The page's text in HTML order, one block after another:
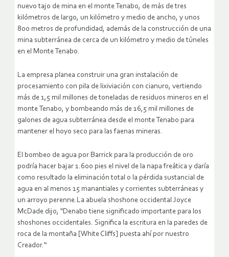
nuevo tajo de mina en el monte Tenabo, de más de tres
kilómetros de largo, un kilómetro y medio de ancho, y unos
800 metros de profundidad, además de la construcción de una
mina subterránea de cerca de un kilómetro y medio de túneles
en el Monte Tenabo.
La empresa planea construir una gran instalación de
procesamiento con pila de lixiviación con cianuro, vertiendo
más de 1,5 mil millones de toneladas de residuos mineros en el
monte Tenabo, y bombeando más de 16,5 mil millones de
galones de agua subterránea desde el monte Tenabo para
mantener el hoyo seco para las faenas mineras.
El bombeo de agua por Barrick para la producción de oro
podría hacer bajar 1.600 pies el nivel de la napa freática y daría
como resultado la eliminación total o la pérdida sustancial de
agua en al menos 15 manantiales y corrientes subterráneas y
un arroyo perenne.La abuela shoshone occidental Joyce
McDade dijo, "Denabo tiene significado importante para los
shoshones occidentales. Significa la escritura en la paredes de
roca de la montaña [White Cliffs] puesta ahí por nuestro
Creador."